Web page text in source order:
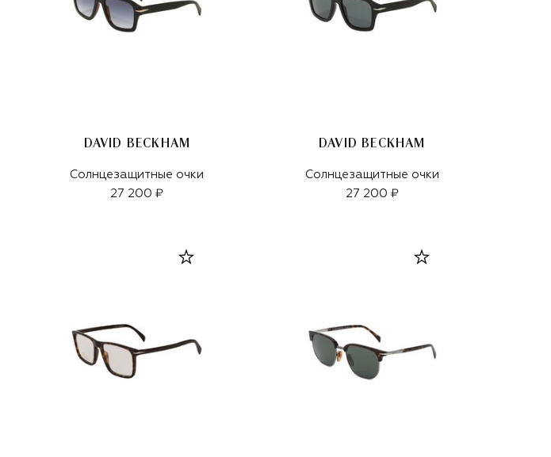
DAVID BECKHAM
Солнцезащитные очки
27 200 ₽
DAVID BECKHAM
Солнцезащитные очки
27 200 ₽